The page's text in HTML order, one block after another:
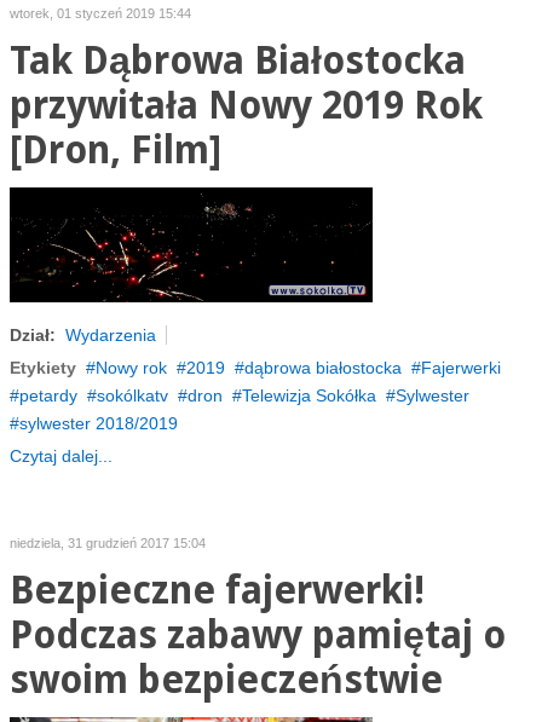
wtorek, 01 styczeń 2019 15:44
Tak Dąbrowa Białostocka
przywitała Nowy 2019 Rok
[Dron, Film]
Dział: Wydarzenia
Etykiety
Nowy rok 2019 dąbrowa białostocka
Fajerwerki
petardy
sokólkatv dron Telewizja Sokółka
Sylwester
sylwester 2018/2019
Czytaj dalej...
niedziela, 31 grudzień 2017 15:04
Bezpieczne fajerwerki!
Podczas zabawy pamiętaj o
swoim bezpieczeństwie